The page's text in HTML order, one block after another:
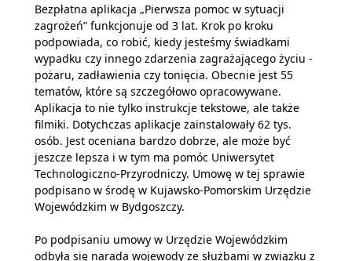
Bezpłatna aplikacja „Pierwsza pomoc w sytuacji
zagrożeń” funkcjonuje od 3 lat. Krok po kroku
podpowiada, co robić, kiedy jesteśmy świadkami
wypadku czy innego zdarzenia zagrażającego życiu -
pożaru, zadławienia czy tonięcia. Obecnie jest 55
tematów, które są szczegółowo opracowywane.
Aplikacja to nie tylko instrukcje tekstowe, ale także
filmiki. Dotychczas aplikacje zainstalowały 62 tys.
osób. Jest oceniana bardzo dobrze, ale może być
jeszcze lepsza i w tym ma pomóc Uniwersytet
Technologiczno-Przyrodniczy. Umowę w tej sprawie
podpisano w środę w Kujawsko-Pomorskim Urzędzie
Wojewódzkim w Bydgoszczy.
Po podpisaniu umowy w Urzędzie Wojewódzkim
odbyła się narada wojewody ze służbami w związku z